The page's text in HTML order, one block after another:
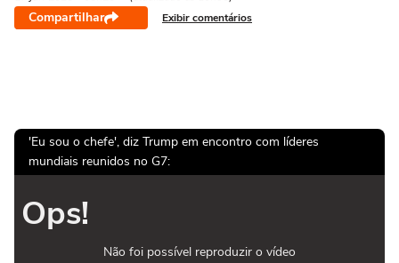
Compartilhar Exibir comentários
'Eu sou o chefe', diz Trump em encontro com líderes
mundiais reunidos no G7:
Ops!
Não foi possível reproduzir o vídeo